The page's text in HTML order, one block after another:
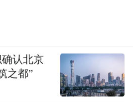
认北京
之都”